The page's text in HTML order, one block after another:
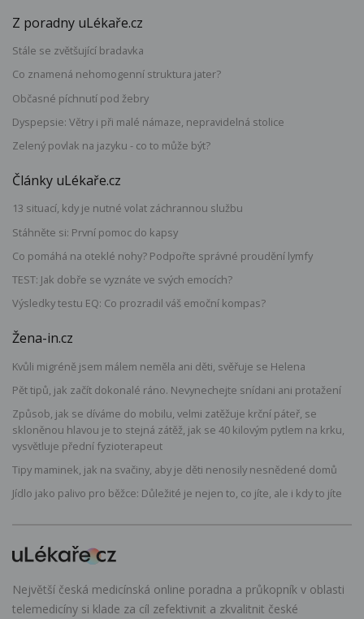
Z poradny uLékaře.cz
Stále se zvětšující bradavka
Co znamená nehomogenní struktura jater?
Občasné píchnutí pod žebry
Dyspepsie: Větry i při malé námaze, nepravidelná stolice
Zelený povlak na jazyku - co to může být?
Články uLékaře.cz
13 situací, kdy je nutné volat záchrannou službu
Stáhněte si: První pomoc do kapsy
Co pomáhá na oteklé nohy? Podpořte správné proudění lymfy
TEST: Jak dobře se vyznáte ve svých emocích?
Výsledky testu EQ: Co prozradil váš emoční kompas?
Žena-in.cz
Kvůli migréně jsem málem neměla ani děti, svěřuje se Helena
Pět tipů, jak začít dokonalé ráno. Nevynechejte snídani ani protažení
Způsob, jak se díváme do mobilu, velmi zatěžuje krční páteř, se
skloněnou hlavou je to stejná zátěž, jak se 40 kilovým pytlem na krku,
vysvětluje přední fyzioterapeut
Tipy maminek, jak na svačiny, aby je děti nenosily nesnědené domů
Jídlo jako palivo pro běžce: Důležité je nejen to, co jíte, ale i kdy to jíte
Největší česká medicínská online poradna a průkopník v oblasti
telemedicíny si klade za cíl zefektivnit a zkvalitnit české